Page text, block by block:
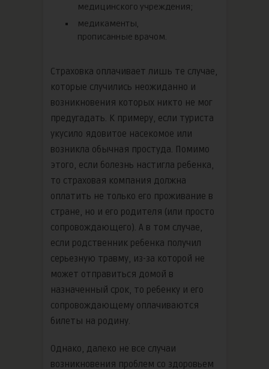
медицинского учреждения;
медикаменты,
прописанные врачом.
Страховка оплачивает лишь те случае,
которые случились неожиданно и
возникновения которых никто не мог
предугадать. К примеру, если туриста
укусило ядовитое насекомое или
возникла обычная простуда. Помимо
этого, если болезнь настигла ребенка,
то страховая компания должна
оплатить не только его проживание в
стране, но и его родителя (или просто
сопровождающего). А в том случае,
если родственник ребенка получил
серьезную травму, из-за которой не
может отправиться домой в
назначенный срок, то ребенку и его
сопровождающему оплачиваются
билеты на родину.
Однако, далеко не все случаи
возникновения проблем со здоровьем